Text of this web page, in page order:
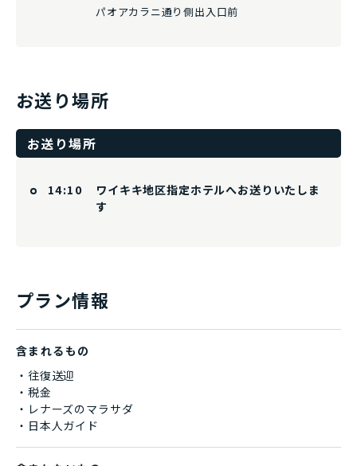
パオアカラニ通り側出入口前
お送り場所
お送り場所
14:10
ワイキキ地区指定ホテルへお送りいたしま
す
プラン情報
含まれるもの
・往復送迎
・税金
・レナーズのマラサダ
・日本人ガイド